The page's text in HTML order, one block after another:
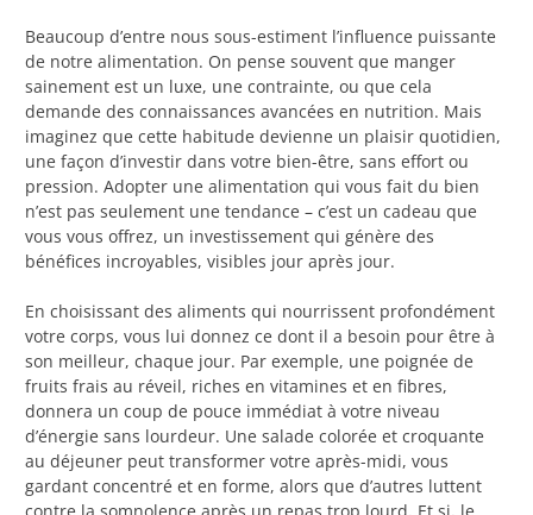
Beaucoup d’entre nous sous-estiment l’influence puissante
de notre alimentation. On pense souvent que manger
sainement est un luxe, une contrainte, ou que cela
demande des connaissances avancées en nutrition. Mais
imaginez que cette habitude devienne un plaisir quotidien,
une façon d’investir dans votre bien-être, sans effort ou
pression. Adopter une alimentation qui vous fait du bien
n’est pas seulement une tendance – c’est un cadeau que
vous vous offrez, un investissement qui génère des
bénéfices incroyables, visibles jour après jour.
En choisissant des aliments qui nourrissent profondément
votre corps, vous lui donnez ce dont il a besoin pour être à
son meilleur, chaque jour. Par exemple, une poignée de
fruits frais au réveil, riches en vitamines et en fibres,
donnera un coup de pouce immédiat à votre niveau
d’énergie sans lourdeur. Une salade colorée et croquante
au déjeuner peut transformer votre après-midi, vous
gardant concentré et en forme, alors que d’autres luttent